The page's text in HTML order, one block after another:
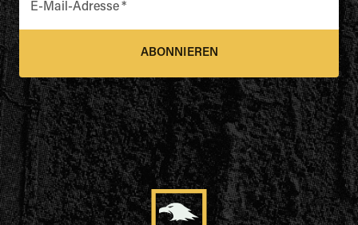
E-Mail-Adresse*
ABONNIEREN